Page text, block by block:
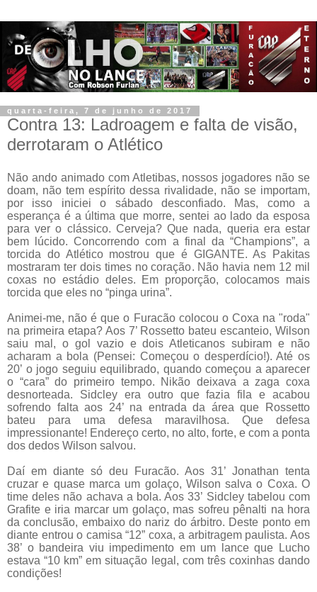
quarta-feira, 7 de junho de 2017
Contra 13: Ladroagem e falta de visão,
derrotaram o Atlético
Não ando animado com Atletibas, nossos jogadores não se
doam, não tem espírito dessa rivalidade, não se importam,
por isso iniciei o sábado desconfiado. Mas, como a
esperança é a última que morre, sentei ao lado da esposa
para ver o clássico. Cerveja? Que nada, queria era estar
bem lúcido. Concorrendo com a final da “Champions”, a
torcida do Atlético mostrou que é GIGANTE. As Pakitas
mostraram ter dois times no coração. Não havia nem 12 mil
coxas no estádio deles. Em proporção, colocamos mais
torcida que eles no “pinga urina”.
Animei-me, não é que o Furacão colocou o Coxa na "roda"
na primeira etapa? Aos 7’ Rossetto bateu escanteio, Wilson
saiu mal, o gol vazio e dois Atleticanos subiram e não
acharam a bola (Pensei: Começou o desperdício!). Até os
20’ o jogo seguiu equilibrado, quando começou a aparecer
o “cara” do primeiro tempo. Nikão deixava a zaga coxa
desnorteada. Sidcley era outro que fazia fila e acabou
sofrendo falta aos 24’ na entrada da área que Rossetto
bateu para uma defesa maravilhosa. Que defesa
impressionante! Endereço certo, no alto, forte, e com a ponta
dos dedos Wilson salvou.
Daí em diante só deu Furacão. Aos 31’ Jonathan tenta
cruzar e quase marca um golaço, Wilson salva o Coxa. O
time deles não achava a bola. Aos 33’ Sidcley tabelou com
Grafite e iria marcar um golaço, mas sofreu pênalti na hora
da conclusão, embaixo do nariz do árbitro. Deste ponto em
diante entrou o camisa “12” coxa, a arbitragem paulista. Aos
38’ o bandeira viu impedimento em um lance que Lucho
estava “10 km” em situação legal, com três coxinhas dando
condições!